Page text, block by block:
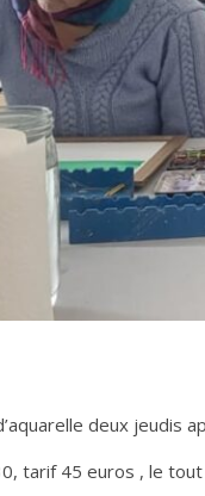
deux jeudis
tarif 45 euros , le tout